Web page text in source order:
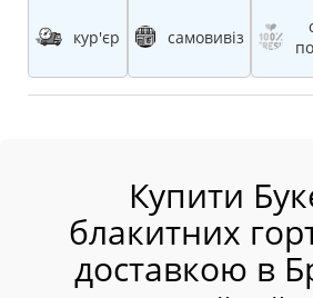
кур'єр самовивіз
Купити
блакитних
доставкою в